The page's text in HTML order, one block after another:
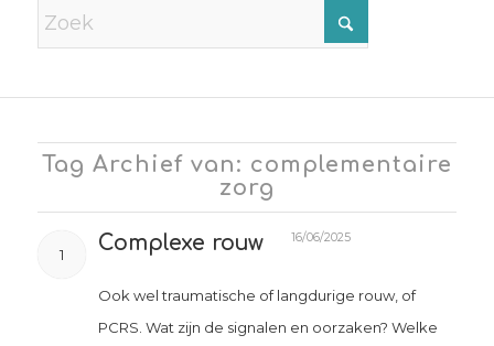
Tag Archief van: complementaire
zorg
1 Complexe rouw 16/06/2025
Ook wel traumatische of langdurige rouw, of
PCRS. Wat zijn de signalen en oorzaken? Welke